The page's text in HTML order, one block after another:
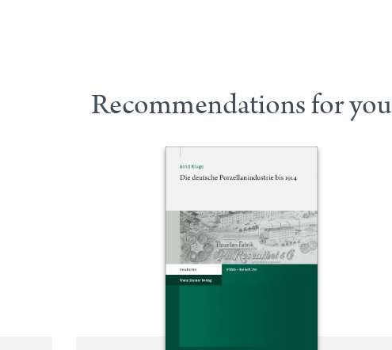
Recommendations for you